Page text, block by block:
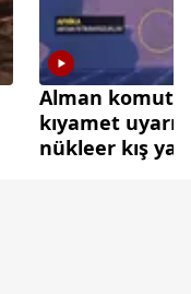
Alman
kıyamet
nükleer kış